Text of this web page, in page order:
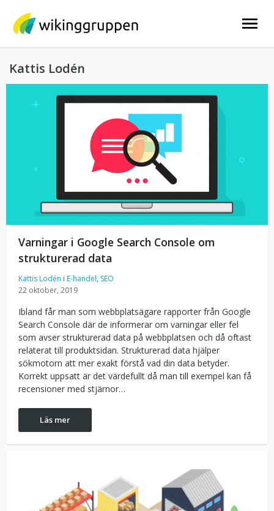
content
Kattis Lodén
Varningar i Google Search Console om
strukturerad data
Kattis Lodén i E-handel, SEO
22 oktober, 2019
Ibland får man som webbplatsägare rapporter från Google
Search Console där de informerar om varningar eller fel
som avser strukturerad data på webbplatsen och då oftast
relaterat till produktsidan. Strukturerad data hjälper
sökmotorn att mer exakt förstå vad din data betyder.
Korrekt uppsatt är det värdefullt då man till exempel kan få
recensioner med stjärnor…
Läs mer